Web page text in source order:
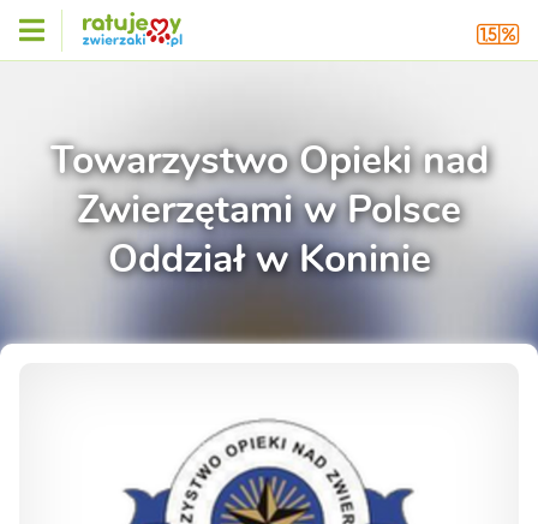
Towarzystwo Opieki nad
Zwierzętami w Polsce
Oddział w Koninie